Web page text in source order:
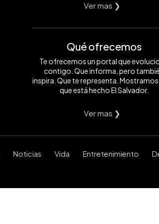
Ver mas ❯
Qué ofrecemos
Te ofrecemos un portal que
contigo. Que informa, pero
inspira. Que te representa.
que está hecho El Salvador.
Ver mas ❯
Noticias Vida Entretenimiento